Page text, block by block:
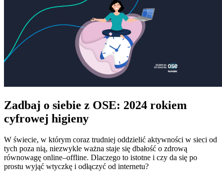
Zadbaj o siebie z OSE: 2024 rokiem
cyfrowej higieny
W świecie, w którym coraz trudniej oddzielić aktywności w sieci od
tych poza nią, niezwykle ważna staje się dbałość o zdrową
równowagę online–offline. Dlaczego to istotne i czy da się po
prostu wyjąć wtyczkę i odłączyć od internetu?